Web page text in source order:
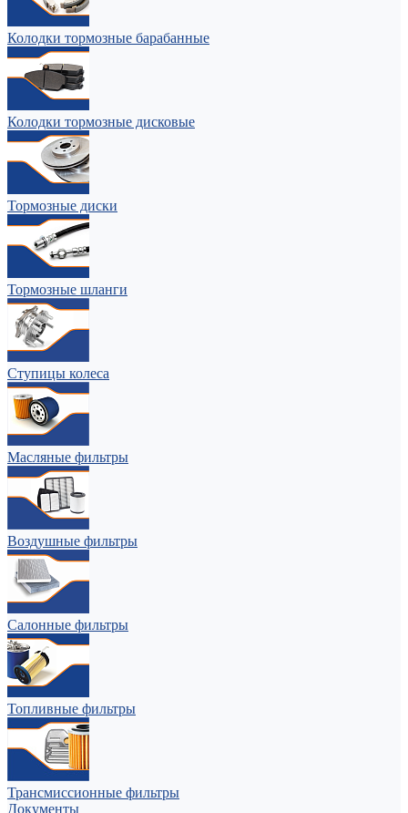
Колодки тормозные барабанные
Колодки тормозные дисковые
Тормозные диски
Тормозные шланги
Ступицы колеса
Масляные фильтры
Воздушные фильтры
Салонные фильтры
Топливные фильтры
Трансмиссионные фильтры
Документы